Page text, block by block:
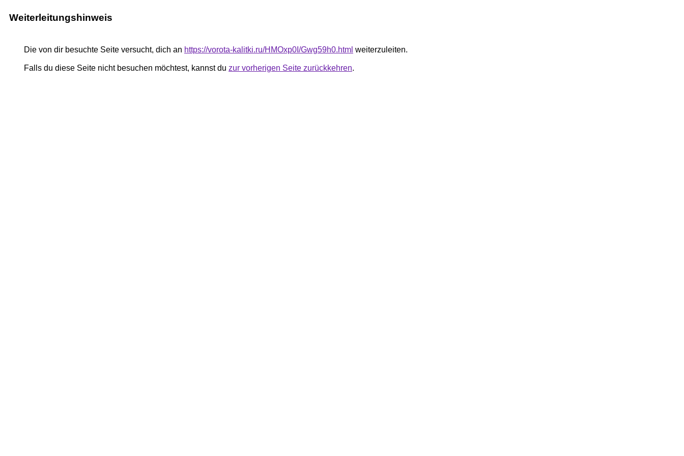
Weiterleitungshinweis
Die von dir besuchte Seite versucht, dich an https://vorota-kalitki.ru/HMOxp0I/Gwg59h0.html weiterzuleiten.
Falls du diese Seite nicht besuchen möchtest, kannst du zur vorherigen Seite zurückkehren.